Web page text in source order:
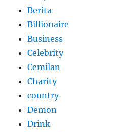
Berita
Billionaire
Business
Celebrity
Cemilan
Charity
country
Demon
Drink